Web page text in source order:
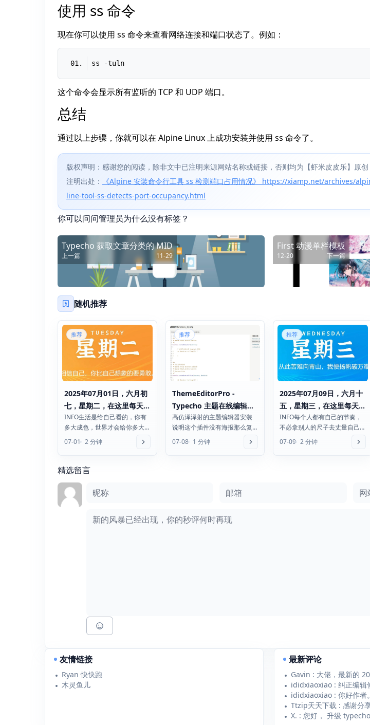
使用 ss 命令
现在你可以使用 ss 命令来查看网络连接和端口状态了。例如：
这个命令会显示所有监听的 TCP 和 UDP 端口。
总结
通过以上步骤，你就可以在 Alpine Linux 上成功安装并使用 ss 命令了。
版权声明：感谢您的阅读，除非文中已注明来源网站名称或链接，否则均为【虾米皮皮乐】原
注明出处：
《Alpine 安装命令行工具 ss 检测端口占用情况》 https://xiamp.net/archives/
line-tool-ss-detects-port-occupancy.html
你可以问问管理员为什么没有标签？
Typecho 获取文章分类的 MID
上一篇 11-29
First 动漫单栏模板
12-20 下一篇
随机推荐
推荐
2025年07月01日，六月初
七，星期二，在这里每天
60秒读懂世界！
INFO生活是给自己看的，你有
多大成色，世界才会给你多大
脸色中指研究院：今年上半年
百强房企销售额18364...
07-01 2 分钟
推荐
ThemeEditorPro -
Typecho 主题在线编辑增
强插件
高仿泽泽射的主题编辑器安装
说明这个插件没有海报那么复
杂，只需要将插件压缩包上传
到 /usr/plugins...
07-08 1 分钟
推荐
2025年07月09日，六月十
五，星期三，在这里每天
60秒读懂世界！
INFO每个人都有自己的节奏，
不必拿别人的尺子去丈量自己
的生活发改委：我国新增下达
100亿元以工代赈中央投...
07-09 2 分钟
精选留言
昵称
邮箱 网站
评论框
友情链接
Ryan 快快跑
木灵鱼儿
最新评论
ididxiaoxiao : 纠正编辑
Ttzip天天下载 : 感谢分